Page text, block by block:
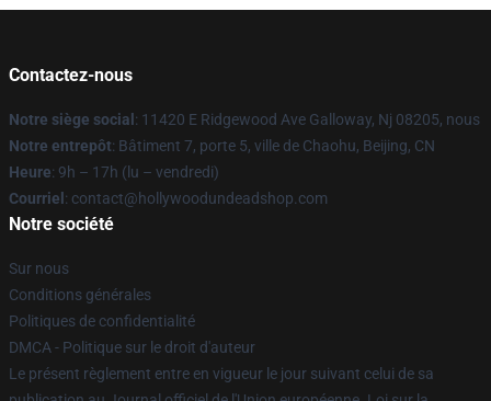
Contactez-nous
Notre siège social : 11420 E Ridgewood Ave Galloway, Nj 08205, nous
Notre entrepôt: Bâtiment 7, porte 5, ville de Chaohu, Beijing, CN
Heure: 9h – 17h (lu – vendredi)
Courriel : contact@hollywoodundeadshop.com
Notre société
Sur nous
Conditions générales
Politiques de confidentialité
DMCA - Politique sur le droit d'auteur
Le présent règlement entre en vigueur le jour suivant celui de sa